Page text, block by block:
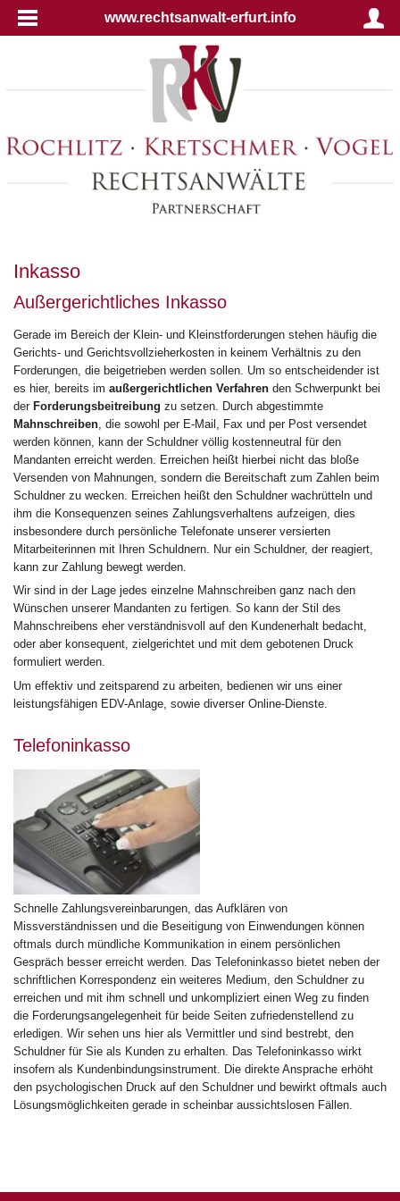
www.rechtsanwalt-erfurt.info
Inkasso
Außergerichtliches Inkasso
Gerade im Bereich der Klein- und Kleinstforderungen stehen häufig die
Gerichts- und Gerichtsvollzieherkosten in keinem Verhältnis zu den
Forderungen, die beigetrieben werden sollen. Um so entscheidender ist
es hier, bereits im außergerichtlichen Verfahren den Schwerpunkt bei
der Forderungsbeitreibung zu setzen. Durch abgestimmte
Mahnschreiben , die sowohl per E-Mail, Fax und per Post versendet
werden können, kann der Schuldner völlig kostenneutral für den
Mandanten erreicht werden. Erreichen heißt hierbei nicht das bloße
Versenden von Mahnungen, sondern die Bereitschaft zum Zahlen beim
Schuldner zu wecken. Erreichen heißt den Schuldner wachrütteln und
ihm die Konsequenzen seines Zahlungsverhaltens aufzeigen, dies
insbesondere durch persönliche Telefonate unserer versierten
Mitarbeiterinnen mit Ihren Schuldnern. Nur ein Schuldner, der reagiert,
kann zur Zahlung bewegt werden.
Wir sind in der Lage jedes einzelne Mahnschreiben ganz nach den
Wünschen unserer Mandanten zu fertigen. So kann der Stil des
Mahnschreibens eher verständnisvoll auf den Kundenerhalt bedacht,
oder aber konsequent, zielgerichtet und mit dem gebotenen Druck
formuliert werden.
Um effektiv und zeitsparend zu arbeiten, bedienen wir uns einer
leistungsfähigen EDV-Anlage, sowie diverser Online-Dienste.
Telefoninkasso
Schnelle Zahlungsvereinbarungen, das Aufklären von
Missverständnissen und die Beseitigung von Einwendungen können
oftmals durch mündliche Kommunikation in einem persönlichen
Gespräch besser erreicht werden. Das Telefoninkasso bietet neben der
schriftlichen Korrespondenz ein weiteres Medium, den Schuldner zu
erreichen und mit ihm schnell und unkompliziert einen Weg zu finden
die Forderungsangelegenheit für beide Seiten zufriedenstellend zu
erledigen. Wir sehen uns hier als Vermittler und sind bestrebt, den
Schuldner für Sie als Kunden zu erhalten. Das Telefoninkasso wirkt
insofern als Kundenbindungsinstrument. Die direkte Ansprache erhöht
den psychologischen Druck auf den Schuldner und bewirkt oftmals auch
Lösungsmöglichkeiten gerade in scheinbar aussichtslosen Fällen.